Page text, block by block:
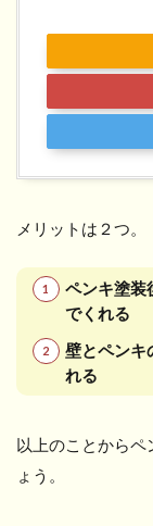
メリットは２つ。
ペンキ塗装
でくれる
壁とペンキ
れる
以上のことからペ
ょう。